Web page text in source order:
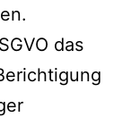
das